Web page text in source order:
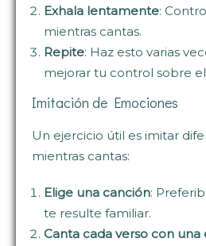
Exhala lentamente:
mientras cantas.
Repite: Haz esto varias
mejorar tu control sobre
Imitación de Emociones
Un ejercicio útil es imitar
mientras cantas:
Elige una canción:
te resulte familiar.
Canta cada verso con